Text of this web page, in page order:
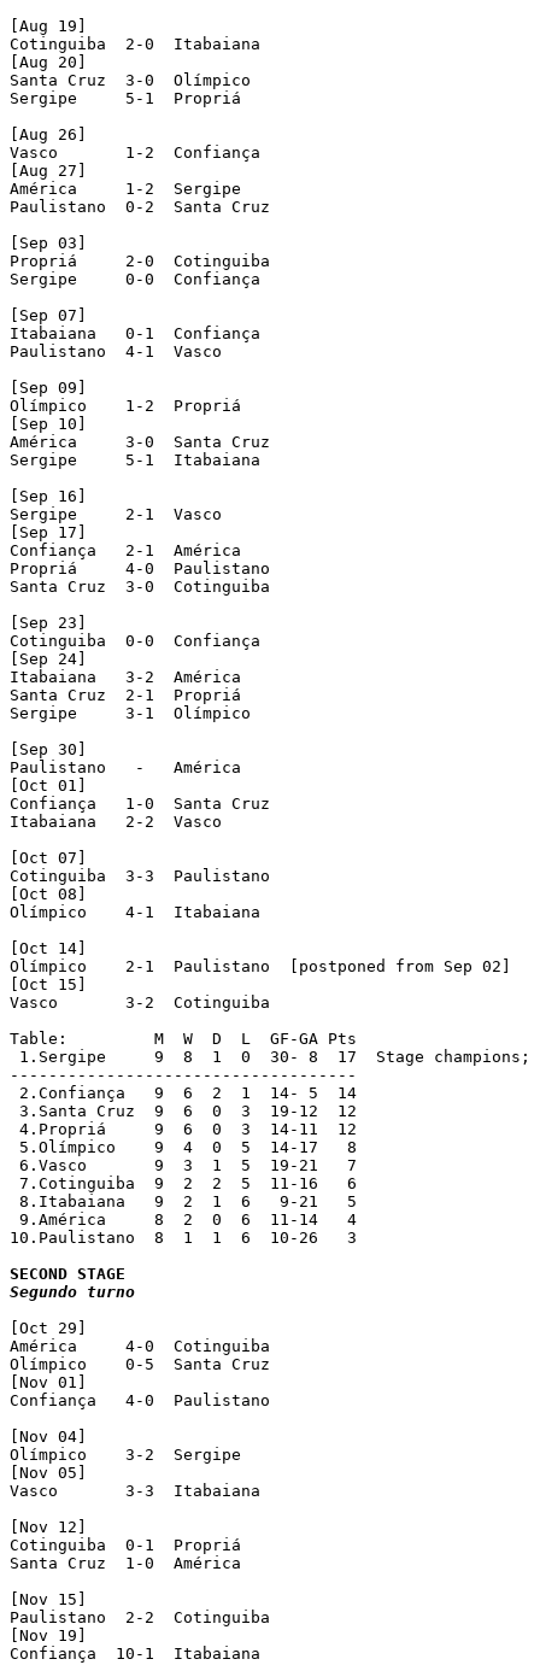
[Aug 19]
Cotinguiba  2-0  Itabaiana
[Aug 20]
Santa Cruz  3-0  Olímpico
Sergipe     5-1  Propriá
[Aug 26]
Vasco       1-2  Confiança
[Aug 27]
América     1-2  Sergipe
Paulistano  0-2  Santa Cruz
[Sep 03]
Propriá     2-0  Cotinguiba
Sergipe     0-0  Confiança
[Sep 07]
Itabaiana   0-1  Confiança
Paulistano  4-1  Vasco
[Sep 09]
Olímpico    1-2  Propriá
[Sep 10]
América     3-0  Santa Cruz
Sergipe     5-1  Itabaiana
[Sep 16]
Sergipe     2-1  Vasco
[Sep 17]
Confiança   2-1  América
Propriá     4-0  Paulistano
Santa Cruz  3-0  Cotinguiba
[Sep 23]
Cotinguiba  0-0  Confiança
[Sep 24]
Itabaiana   3-2  América
Santa Cruz  2-1  Propriá
Sergipe     3-1  Olímpico
[Sep 30]
Paulistano   -   América
[Oct 01]
Confiança   1-0  Santa Cruz
Itabaiana   2-2  Vasco
[Oct 07]
Cotinguiba  3-3  Paulistano
[Oct 08]
Olímpico    4-1  Itabaiana
[Oct 14]
Olímpico    2-1  Paulistano  [postponed from Sep 02]
[Oct 15]
Vasco       3-2  Cotinguiba
Table:         M  W  D  L  GF-GA Pts
1.Sergipe     9  8  1  0  30- 8  17  Stage
------------------------------------
2.Confiança   9  6  2  1  14- 5  14
3.Santa Cruz  9  6  0  3  19-12  12
4.Propriá     9  6  0  3  14-11  12
5.Olímpico    9  4  0  5  14-17   8
6.Vasco       9  3  1  5  19-21   7
7.Cotinguiba  9  2  2  5  11-16   6
8.Itabaiana   9  2  1  6   9-21   5
9.América     8  2  0  6  11-14   4
10.Paulistano  8  1  1  6  10-26   3
Segundo turno
[Oct 29]
América     4-0  Cotinguiba
Olímpico    0-5  Santa Cruz
[Nov 01]
Confiança   4-0  Paulistano
[Nov 04]
Olímpico    3-2  Sergipe
[Nov 05]
Vasco       3-3  Itabaiana
[Nov 12]
Cotinguiba  0-1  Propriá
Santa Cruz  1-0  América
[Nov 15]
Paulistano  2-2  Cotinguiba
[Nov 19]
Confiança  10-1  Itabaiana